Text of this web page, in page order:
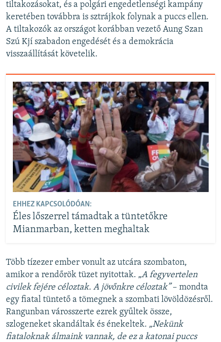
tiltakozásokat, és a polgári engedetlenségi kampány
keretében továbbra is sztrájkok folynak a puccs ellen.
A tiltakozók az országot korábban vezető Aung Szan
Szú Kjí szabadon engedését és a demokrácia
visszaállítását követelik.
EHHEZ KAPCSOLÓDÓAN:
Éles lőszerrel támadtak a tüntetőkre
Mianmarban, ketten meghaltak
Több tízezer ember vonult az utcára szombaton,
amikor a rendőrök tüzet nyitottak. „A fegyvertelen
civilek fejére céloztak. A jövőnkre céloztak”– mondta
egy fiatal tüntető a tömegnek a szombati lövöldözésről.
Rangunban városszerte ezrek gyűltek össze,
szlogeneket skandáltak és énekeltek. „Nekünk
fiataloknak álmaink vannak, de ez a katonai puccs